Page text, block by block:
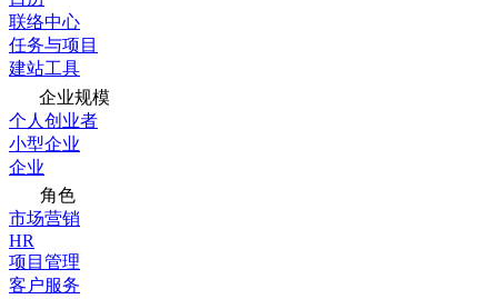
联络中心
任务与项目
建站工具
企业规模
个人创业者
小型企业
企业
角色
市场营销
HR
项目管理
客户服务